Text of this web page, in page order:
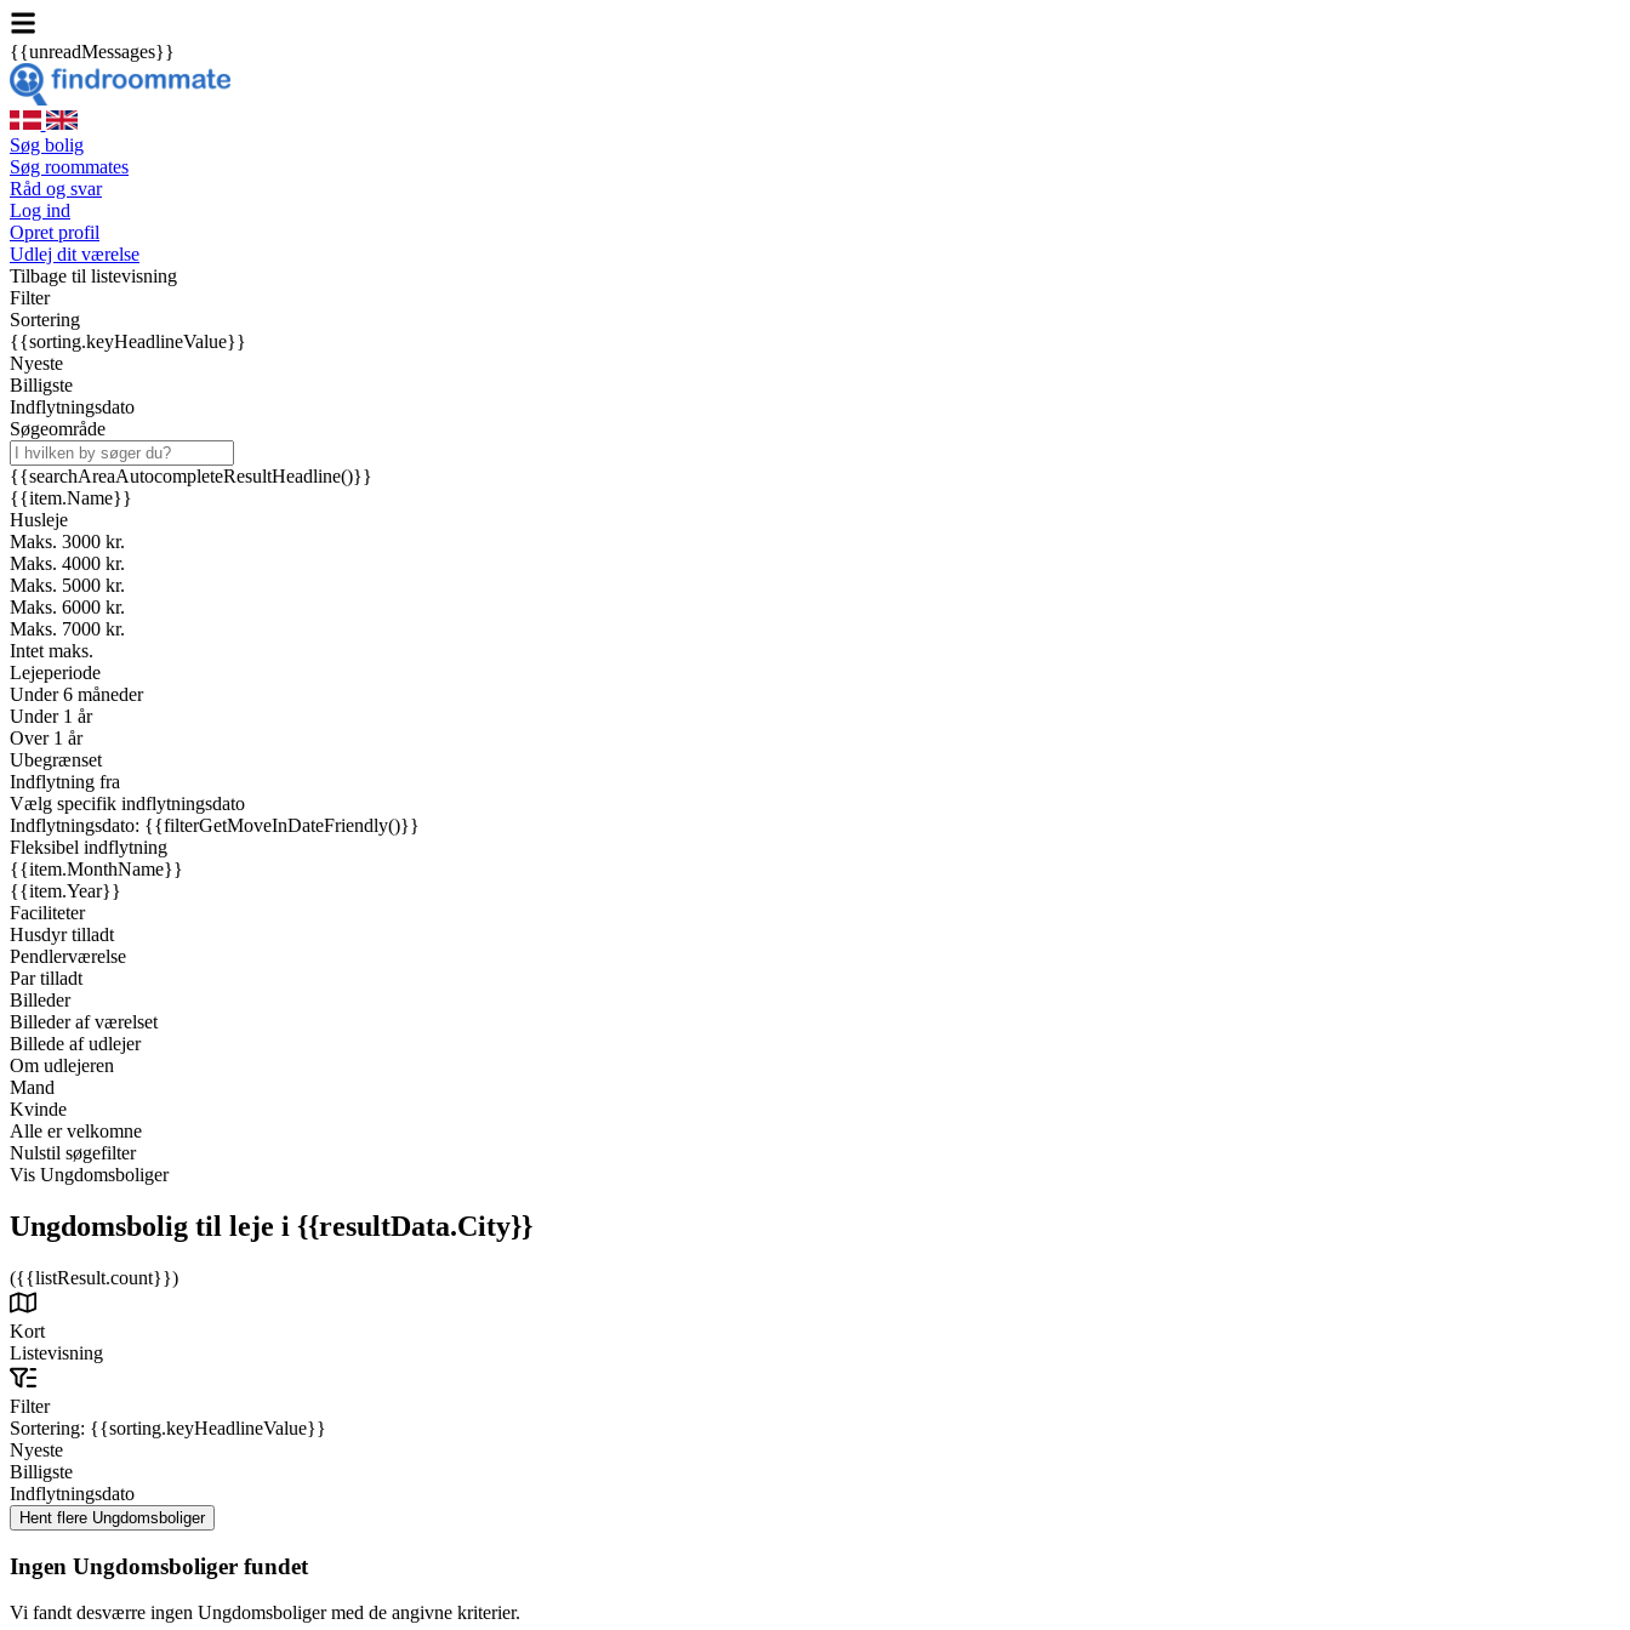
{{unreadMessages}}
Søg bolig
Søg roommates
Råd og svar
Log ind
Opret profil
Udlej dit værelse
Tilbage til listevisning
Filter
Sortering
{{sorting.keyHeadlineValue}}
Nyeste
Billigste
Indflytningsdato
Søgeområde
{{searchAreaAutocompleteResultHeadline()}}
{{item.Name}}
Husleje
Maks. 3000 kr.
Maks. 4000 kr.
Maks. 5000 kr.
Maks. 6000 kr.
Maks. 7000 kr.
Intet maks.
Lejeperiode
Under 6 måneder
Under 1 år
Over 1 år
Ubegrænset
Indflytning fra
Vælg specifik indflytningsdato
Indflytningsdato: {{filterGetMoveInDateFriendly()}}
Fleksibel indflytning
{{item.MonthName}}
{{item.Year}}
Faciliteter
Husdyr tilladt
Pendlerværelse
Par tilladt
Billeder
Billeder af værelset
Billede af udlejer
Om udlejeren
Mand
Kvinde
Alle er velkomne
Nulstil søgefilter
Vis Ungdomsboliger
Ungdomsbolig til leje i {{resultData.City}}
({{listResult.count}})
Kort
Listevisning
Filter
Sortering: {{sorting.keyHeadlineValue}}
Nyeste
Billigste
Indflytningsdato
Ingen Ungdomsboliger fundet
Vi fandt desværre ingen Ungdomsboliger med de angivne kriterier.